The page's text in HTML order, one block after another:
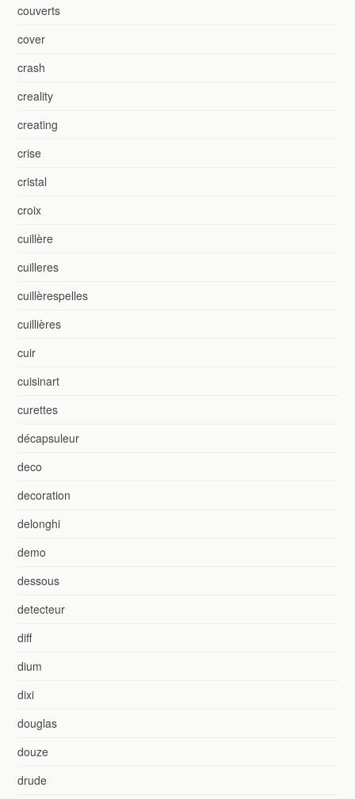
couverts
cover
crash
creality
creating
crise
cristal
croix
cuillère
cuilleres
cuillèrespelles
cuillières
cuir
cuisinart
curettes
décapsuleur
deco
decoration
delonghi
demo
dessous
detecteur
diff
dium
dixi
douglas
douze
drude